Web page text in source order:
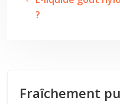
?
Fraîchement